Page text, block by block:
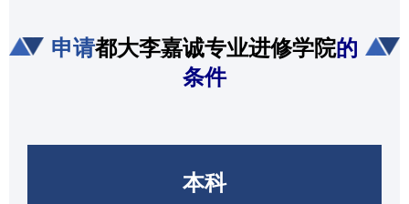
申请都大李嘉诚专业进修学院的
条件
本科